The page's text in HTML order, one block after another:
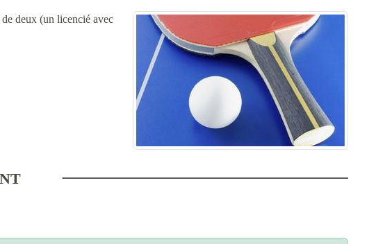
deux (un licencié avec